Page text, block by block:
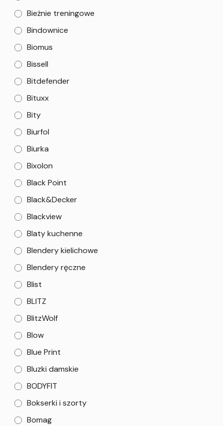
Bieżnie treningowe
Bindownice
Biomus
Bissell
Bitdefender
Bituxx
Bity
Biurfol
Biurka
Bixolon
Black Point
Black&Decker
Blackview
Blaty kuchenne
Blendery kielichowe
Blendery ręczne
Blist
BLITZ
BlitzWolf
Blow
Blue Print
Bluzki damskie
BODYFIT
Bokserki i szorty
Bomag